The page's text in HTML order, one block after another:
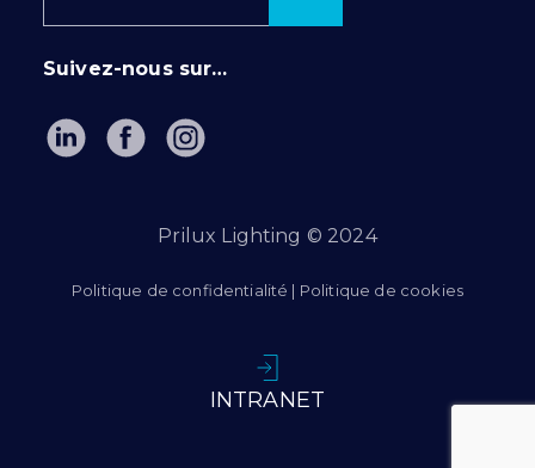
Suivez-nous sur…
Prilux Lighting © 2024
Politique de confidentialité | Politique de cookies
INTRANET